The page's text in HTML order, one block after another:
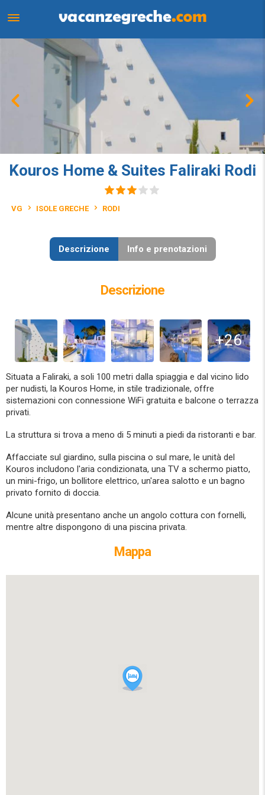
Kouros Home & Suites Faliraki Rodi
VG ISOLE GRECHE RODI
Descrizione Info e prenotazioni
Descrizione
+26
Situata a Faliraki, a soli 100 metri dalla spiaggia e dal vicino lido
per nudisti, la Kouros Home, in stile tradizionale, offre
sistemazioni con connessione WiFi gratuita e balcone o terrazza
privati.
La struttura si trova a meno di 5 minuti a piedi da ristoranti e bar.
Affacciate sul giardino, sulla piscina o sul mare, le unità del
Kouros includono l'aria condizionata, una TV a schermo piatto,
un mini-frigo, un bollitore elettrico, un'area salotto e un bagno
privato fornito di doccia.
Alcune unità presentano anche un angolo cottura con fornelli,
mentre altre dispongono di una piscina privata.
Mappa